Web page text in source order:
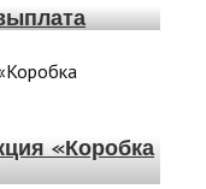
«Коробка